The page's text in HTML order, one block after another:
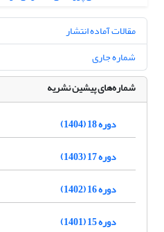
مقالات آماده انتشار
شماره جاری
شماره‌های پیشین نشریه
دوره 18 (1404)
دوره 17 (1403)
دوره 16 (1402)
دوره 15 (1401)